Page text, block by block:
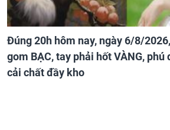
Đúng 20h hôm nay, ngày 6/8/
gom BẠC, tay phải hốt VÀNG, phú
cải chất đầy kho